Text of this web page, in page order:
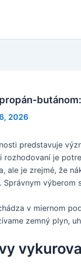
2026
predstavuje
rozhodovaní je
ale je zrejmé, že
Správnym výberom
v miernom
zemný plyn,